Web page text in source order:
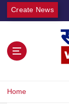
Create News
Home